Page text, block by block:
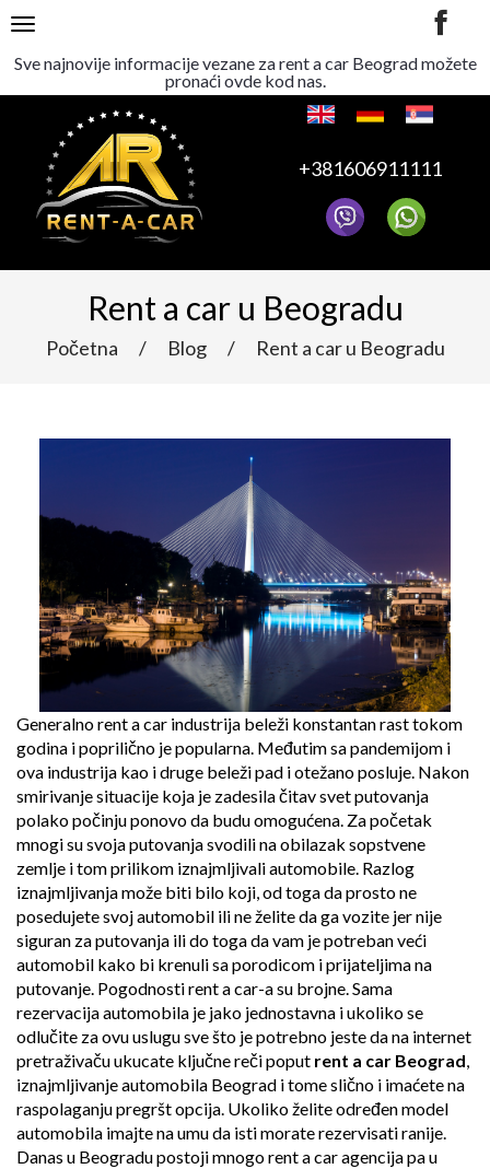
Sve najnovije informacije vezane za rent a car Beograd možete
pronaći ovde kod nas.
TOGGLE NAVIGATION
+381606911111
Rent a car u Beogradu
Početna / Blog / Rent a car u Beogradu
Generalno rent a car industrija beleži konstantan rast tokom
godina i poprilično je popularna. Međutim sa pandemijom i
ova industrija kao i druge beleži pad i otežano posluje. Nakon
smirivanje situacije koja je zadesila čitav svet putovanja
polako počinju ponovo da budu omogućena. Za početak
mnogi su svoja putovanja svodili na obilazak sopstvene
zemlje i tom prilikom iznajmljivali automobile. Razlog
iznajmljivanja može biti bilo koji, od toga da prosto ne
posedujete svoj automobil ili ne želite da ga vozite jer nije
siguran za putovanja ili do toga da vam je potreban veći
automobil kako bi krenuli sa porodicom i prijateljima na
putovanje. Pogodnosti rent a car-a su brojne. Sama
rezervacija automobila je jako jednostavna i ukoliko se
odlučite za ovu uslugu sve što je potrebno jeste da na internet
pretraživaču ukucate ključne reči poput rent a car Beograd,
iznajmljivanje automobila Beograd i tome slično i imaćete na
raspolaganju pregršt opcija. Ukoliko želite određen model
automobila imajte na umu da isti morate rezervisati ranije.
Danas u Beogradu postoji mnogo rent a car agencija pa u